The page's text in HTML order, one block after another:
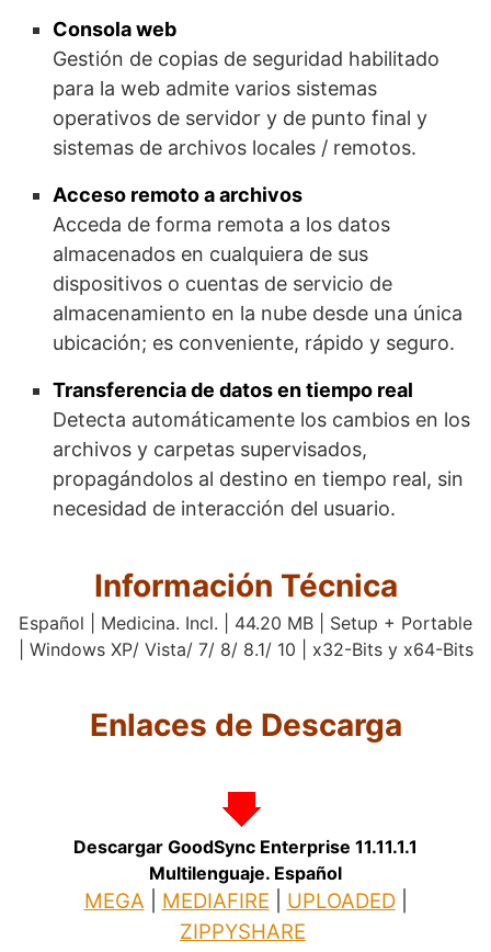
Consola web
Gestión de copias de seguridad habilitado
para la web admite varios sistemas
operativos de servidor y de punto final y
sistemas de archivos locales / remotos.
Acceso remoto a archivos
Acceda de forma remota a los datos
almacenados en cualquiera de sus
dispositivos o cuentas de servicio de
almacenamiento en la nube desde una única
ubicación; es conveniente, rápido y seguro.
Transferencia de datos en tiempo real
Detecta automáticamente los cambios en los
archivos y carpetas supervisados,
propagándolos al destino en tiempo real, sin
necesidad de interacción del usuario.
Información Técnica
Español | Medicina. Incl. | 44.20 MB | Setup + Portable
| Windows XP/ Vista/ 7/ 8/ 8.1/ 10 | x32-Bits y x64-Bits
Enlaces de Descarga
.
Descargar GoodSync Enterprise 11.11.1.1
Multilenguaje. Español
MEGA MEDIAFIRE UPLOADED|
ZIPPYSHARE